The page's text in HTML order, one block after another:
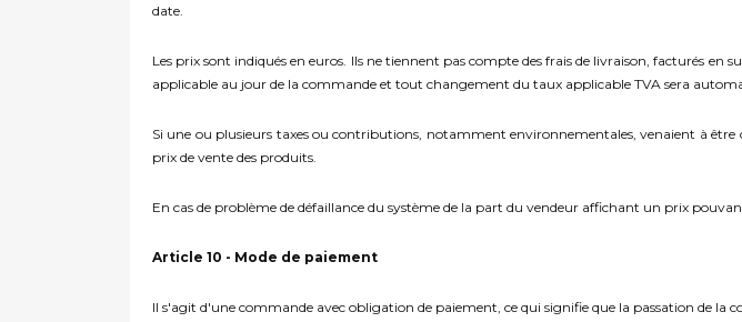
date.
Les prix sont indiqués en euros. Ils ne tiennent pas compte des frais de livraison, facturés
applicable au jour de la commande et tout changement du taux applicable TVA sera
Si une ou plusieurs taxes ou contributions, notamment environnementales, venaient à
prix de vente des produits.
En cas de problème de défaillance du système de la part du vendeur affichant un prix
Article 10 - Mode de paiement
Il s'agit d'une commande avec obligation de paiement, ce qui signifie que la passation de la